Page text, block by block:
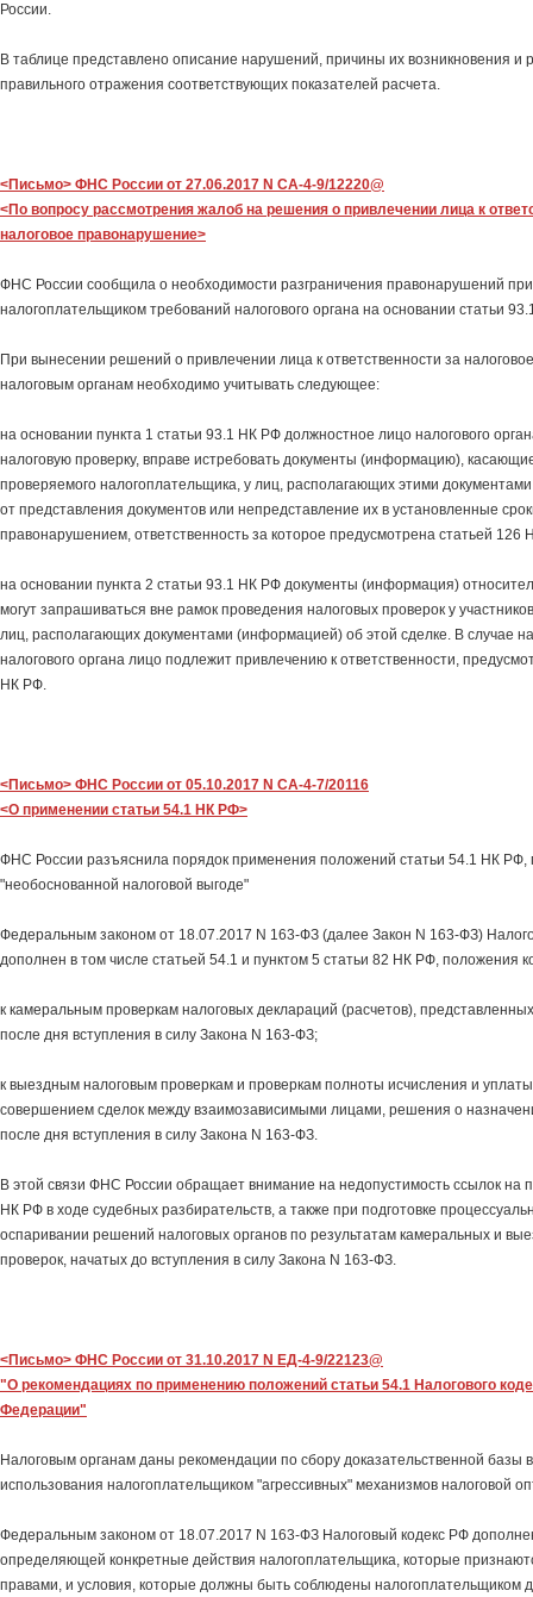
России.
В таблице представлено описание нарушений, причины их возникновения и
правильного отражения соответствующих показателей расчета.
<Письмо> ФНС России от 27.06.2017 N СА-4-9/12220@
<По вопросу рассмотрения жалоб на решения о привлечении лица к
налоговое правонарушение>
ФНС России сообщила о необходимости разграничения правонарушений
налогоплательщиком требований налогового органа на основании статьи
При вынесении решений о привлечении лица к ответственности за
налоговым органам необходимо учитывать следующее:
на основании пункта 1 статьи 93.1 НК РФ должностное лицо налогового
налоговую проверку, вправе истребовать документы (информацию),
проверяемого налогоплательщика, у лиц, располагающих этими
от представления документов или непредставление их в установленные
правонарушением, ответственность за которое предусмотрена статьей 126
на основании пункта 2 статьи 93.1 НК РФ документы (информация)
могут запрашиваться вне рамок проведения налоговых проверок у
лиц, располагающих документами (информацией) об этой сделке. В случае
налогового органа лицо подлежит привлечению к ответственности,
НК РФ.
<Письмо> ФНС России от 05.10.2017 N СА-4-7/20116
<О применении статьи 54.1 НК РФ>
ФНС России разъяснила порядок применения положений статьи 54.1 НК РФ,
"необоснованной налоговой выгоде"
Федеральным законом от 18.07.2017 N 163-ФЗ (далее Закон N 163-ФЗ)
дополнен в том числе статьей 54.1 и пунктом 5 статьи 82 НК РФ, положения
к камеральным проверкам налоговых деклараций (расчетов),
после дня вступления в силу Закона N 163-ФЗ;
к выездным налоговым проверкам и проверкам полноты исчисления и уплаты
совершением сделок между взаимозависимыми лицами, решения о
после дня вступления в силу Закона N 163-ФЗ.
В этой связи ФНС России обращает внимание на недопустимость ссылок на
НК РФ в ходе судебных разбирательств, а также при подготовке
оспаривании решений налоговых органов по результатам камеральных и
проверок, начатых до вступления в силу Закона N 163-ФЗ.
<Письмо> ФНС России от 31.10.2017 N ЕД-4-9/22123@
"О рекомендациях по применению положений статьи 54.1 Налогового
Федерации"
Налоговым органам даны рекомендации по сбору доказательственной базы
использования налогоплательщиком "агрессивных" механизмов налоговой
Федеральным законом от 18.07.2017 N 163-ФЗ Налоговый кодекс РФ
определяющей конкретные действия налогоплательщика, которые
правами, и условия, которые должны быть соблюдены налогоплательщиком